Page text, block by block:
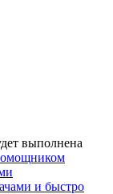
выполнена
и быстро